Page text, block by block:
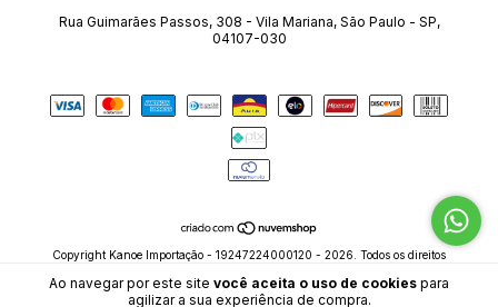
Ao navegar por este site você aceita o uso de cookies para
agilizar a sua experiência de compra.
Rua Guimarães Passos, 308 - Vila Mariana, São Paulo - SP,
04107-030
Copyright Kanoe Importação - 19247224000120 - 2026. Todos os direitos